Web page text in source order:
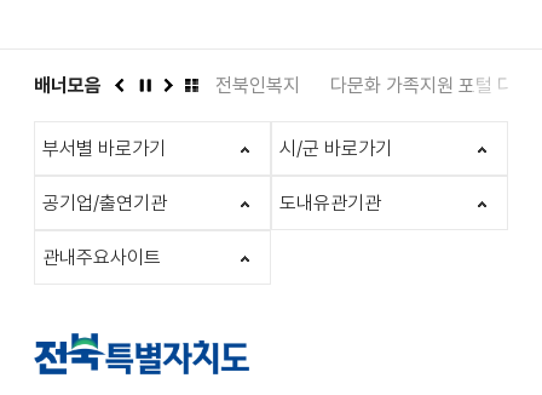
배너모음
서관 인권상담 1331 전북인복지 다문화 가족지원 포털 다누
부서별 바로가기 시/군 바로가기
공기업/출연기관 도내유관기관
관내주요사이트